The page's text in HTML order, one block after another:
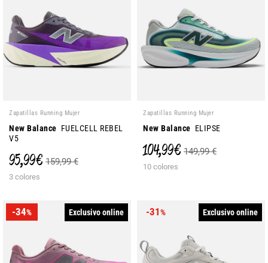
Zapatillas Running Mujer
New Balance FUELCELL REBEL
V5
95,99 € 159,99 €
3 colores
Zapatillas Running Mujer
New Balance ELIPSE
104,99 € 149,99 €
10 colores
-34% Exclusivo online -31% Exclusivo online